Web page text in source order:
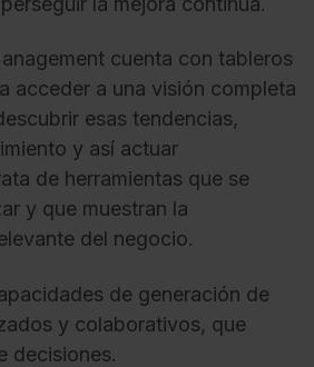
cuenta con tableros
acceder a una visión completa
esas tendencias,
y así actuar
de herramientas que se
y que muestran la
del negocio.
de generación de
y colaborativos, que
decisiones.